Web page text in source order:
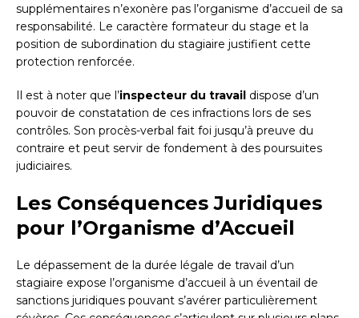
supplémentaires n’exonère pas l’organisme d’accueil de sa
responsabilité. Le caractère formateur du stage et la
position de subordination du stagiaire justifient cette
protection renforcée.
Il est à noter que l’inspecteur du travail dispose d’un
pouvoir de constatation de ces infractions lors de ses
contrôles. Son procès-verbal fait foi jusqu’à preuve du
contraire et peut servir de fondement à des poursuites
judiciaires.
Les Conséquences Juridiques
pour l’Organisme d’Accueil
Le dépassement de la durée légale de travail d’un
stagiaire expose l’organisme d’accueil à un éventail de
sanctions juridiques pouvant s’avérer particulièrement